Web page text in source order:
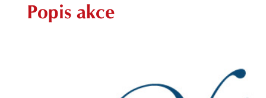
Popis akce